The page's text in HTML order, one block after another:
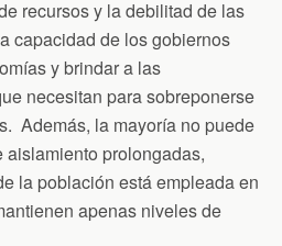
recursos y la debilitad de las
capacidad de los gobiernos
y brindar a las
necesitan para sobreponerse
Además, la mayoría no puede
prolongadas,
la población está empleada en
apenas niveles de